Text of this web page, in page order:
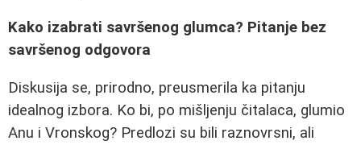
Kako izabrati savršenog glumca? Pitanje bez
savršenog odgovora
Diskusija se, prirodno, preusmerila ka pitanju
idealnog izbora. Ko bi, po mišljenju čitalaca, glumio
Anu i Vronskog? Predlozi su bili raznovrsni, ali